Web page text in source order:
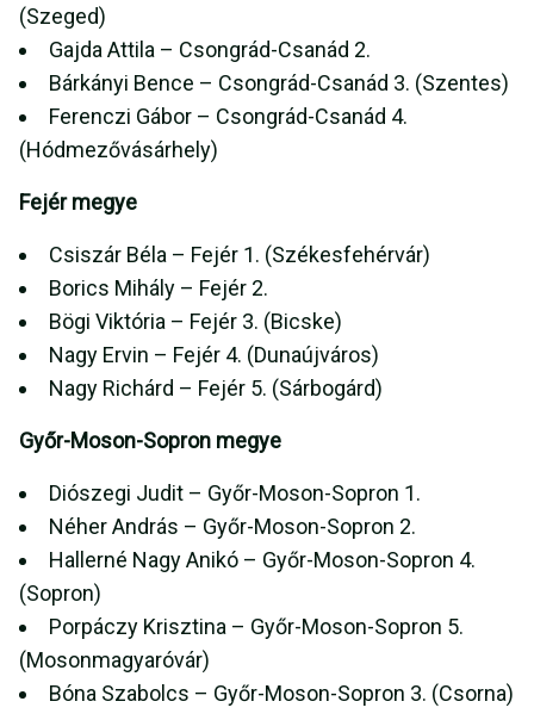
(Szeged)
Gajda Attila – Csongrád-Csanád 2.
Bárkányi Bence – Csongrád-Csanád 3. (Szentes)
Ferenczi Gábor – Csongrád-Csanád 4.
(Hódmezővásárhely)
Fejér megye
Csiszár Béla – Fejér 1. (Székesfehérvár)
Borics Mihály – Fejér 2.
Bögi Viktória – Fejér 3. (Bicske)
Nagy Ervin – Fejér 4. (Dunaújváros)
Nagy Richárd – Fejér 5. (Sárbogárd)
Győr-Moson-Sopron megye
Diószegi Judit – Győr-Moson-Sopron 1.
Néher András – Győr-Moson-Sopron 2.
Hallerné Nagy Anikó – Győr-Moson-Sopron 4.
(Sopron)
Porpáczy Krisztina – Győr-Moson-Sopron 5.
(Mosonmagyaróvár)
Bóna Szabolcs – Győr-Moson-Sopron 3. (Csorna)